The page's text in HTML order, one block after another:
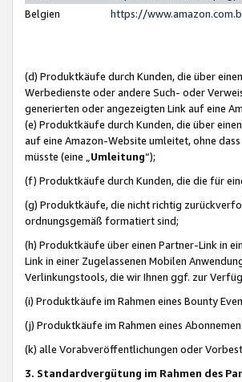
Belgien
https://
(d) Produktkäufe durch Kunden, die über
Werbedienste oder andere Such- oder
generierten oder angezeigten Link auf eine
(e) Produktkäufe durch Kunden, die über
auf eine Amazon-Website umleitet, ohne
müsste (eine „ Umleitung“);
(f) Produktkäufe durch Kunden, die die für
(g) Produktkäufe, die nicht richtig
ordnungsgemäß formatiert sind;
(h) Produktkäufe über einen Partner-Link in
Link in einer Zugelassenen Mobilen
Verlinkungstools, die wir Ihnen ggf. zur
(i) Produktkäufe im Rahmen eines Bounty
(j) Produktkäufe im Rahmen eines
(k) alle Vorabveröffentlichungen oder
3. Standardvergütung im Rahmen des